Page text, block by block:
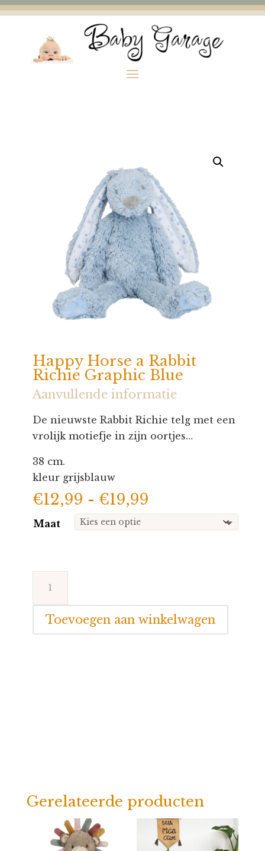
Happy Horse a Rabbit
Richie Graphic Blue
Aanvullende informatie
De nieuwste Rabbit Richie telg met een
vrolijk motiefje in zijn oortjes…
38 cm.
kleur grijsblauw
€12,99 - €19,99
€12,99
tot
Maat
Horse
Rabbit
Toevoegen aan winkelwagen
Gerelateerde producten